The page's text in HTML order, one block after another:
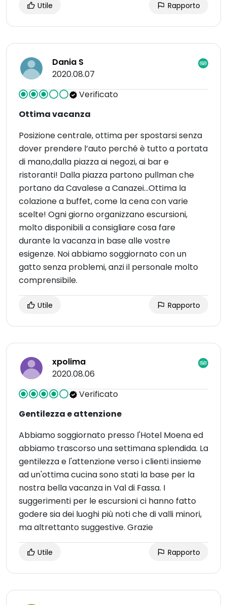
Utile Rapporto
Dania S
2020.08.07
Verificato
Ottima vacanza
Posizione centrale, ottima per spostarsi senza
dover prendere l’auto perché è tutto a portata
di mano,dalla piazza ai negozi, ai bar e
ristoranti! Dalla piazza partono pullman che
portano da Cavalese a Canazei...Ottima la
colazione a buffet, come la cena con varie
scelte! Ogni giorno organizzano escursioni,
molto disponibili a consigliare cosa fare
durante la vacanza in base alle vostre
esigenze. Noi abbiamo soggiornato con un
gatto senza problemi, anzi il personale molto
comprensibile.
Utile Rapporto
xpolima
2020.08.06
Verificato
Gentilezza e attenzione
Abbiamo soggiornato presso l'Hotel Moena ed
abbiamo trascorso una settimana splendida. La
gentilezza e l'attenzione verso i clienti insieme
ad un'ottima cucina sono stati la base per la
nostra bella vacanza in Val di Fassa. I
suggerimenti per le escursioni ci hanno fatto
godere sia dei luoghi più noti che di valli minori,
ma altrettanto suggestive. Grazie
Utile Rapporto